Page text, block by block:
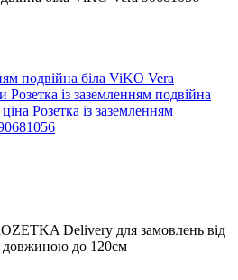
подвійна біла ViKO Vera
Розетка із заземленням подвійна
ціна Розетка із заземленням
Delivery для замовлень від
довжиною до 120см